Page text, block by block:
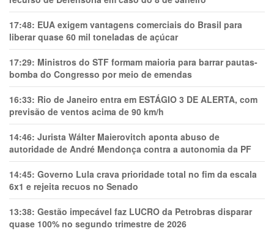
17:48: EUA exigem vantagens comerciais do Brasil para
liberar quase 60 mil toneladas de açúcar
17:29: Ministros do STF formam maioria para barrar pautas-
bomba do Congresso por meio de emendas
16:33: Rio de Janeiro entra em ESTÁGIO 3 DE ALERTA, com
previsão de ventos acima de 90 km/h
14:46: Jurista Wálter Maierovitch aponta abuso de
autoridade de André Mendonça contra a autonomia da PF
14:45: Governo Lula crava prioridade total no fim da escala
6x1 e rejeita recuos no Senado
13:38: Gestão impecável faz LUCRO da Petrobras disparar
quase 100% no segundo trimestre de 2026